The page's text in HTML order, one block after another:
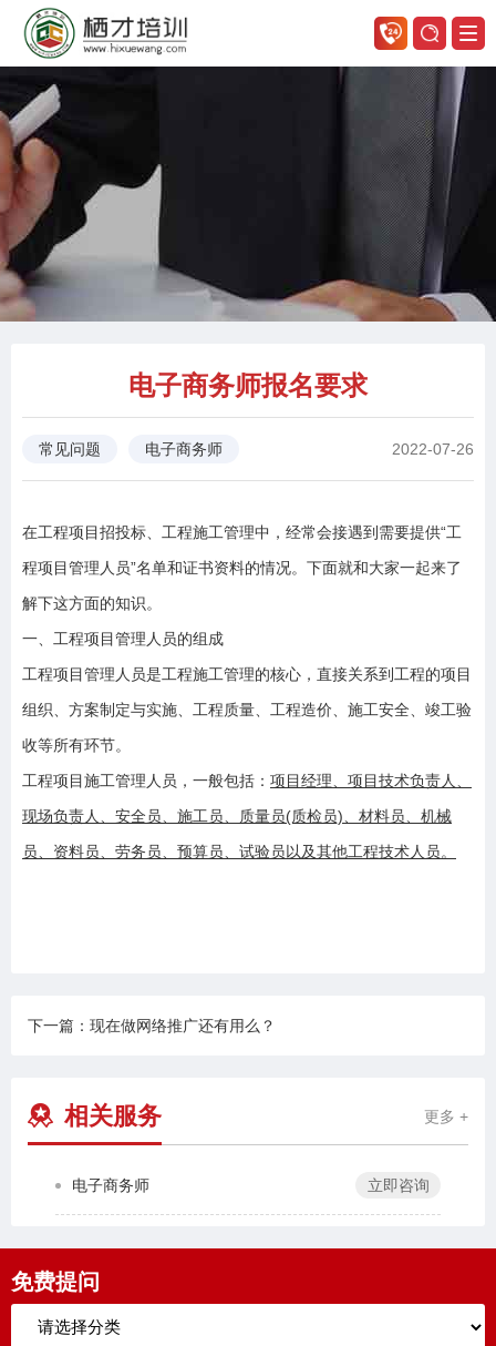
电子商务师报名要求
常见问题 电子商务师 2022-07-26
在工程项目招投标、工程施工管理中，经常会接遇到需要提供“工
程项目管理人员”名单和证书资料的情况。下面就和大家一起来了
解下这方面的知识。
一、工程项目管理人员的组成
工程项目管理人员是工程施工管理的核心，直接关系到工程的项目
组织、方案制定与实施、工程质量、工程造价、施工安全、竣工验
收等所有环节。
工程项目施工管理人员，一般包括： 项目经理、项目技术负责人、
现场负责人、安全员、施工员、质量员(质检员)、材料员、机械
员、资料员、劳务员、预算员、试验员以及其他工程技术人员。
下一篇：现在做网络推广还有用么？
相关服务 更多 +
电子商务师 立即咨询
免费提问